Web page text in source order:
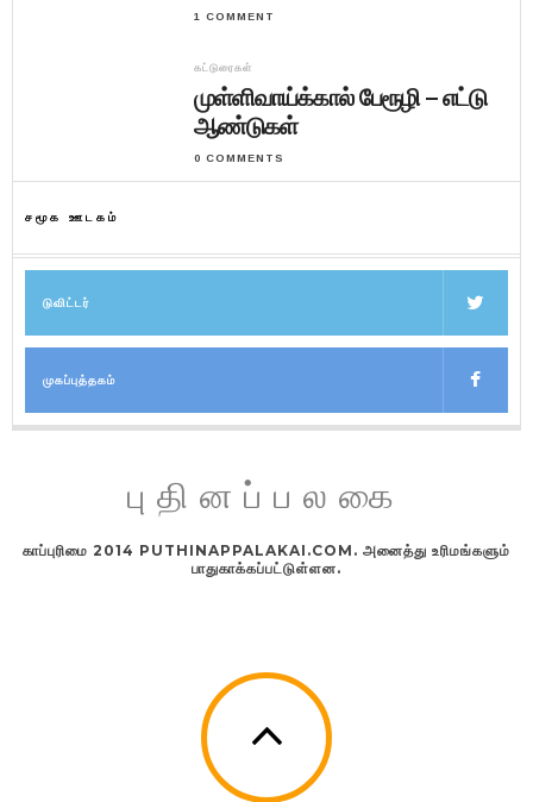
1 COMMENT
கட்டுரைகள்
முள்ளிவாய்க்கால் பேரூழி – எட்டு
ஆண்டுகள்
0 COMMENTS
சமூக ஊடகம்
டுவிட்டர்
முகப்புத்தகம்
புதினப்பலகை
காப்புரிமை 2014 PUTHINAPPALAKAI.COM. அனைத்து உரிமங்களும்
பாதுகாக்கப்பட்டுள்ளன.